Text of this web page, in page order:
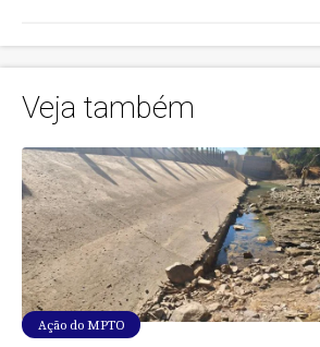
Veja também
Ação do MPTO